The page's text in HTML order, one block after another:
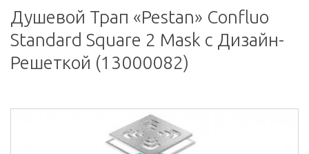
Душевой Трап «Pestan» Confluo
Standard Square 2 Mask с Дизайн-
Решеткой (13000082)